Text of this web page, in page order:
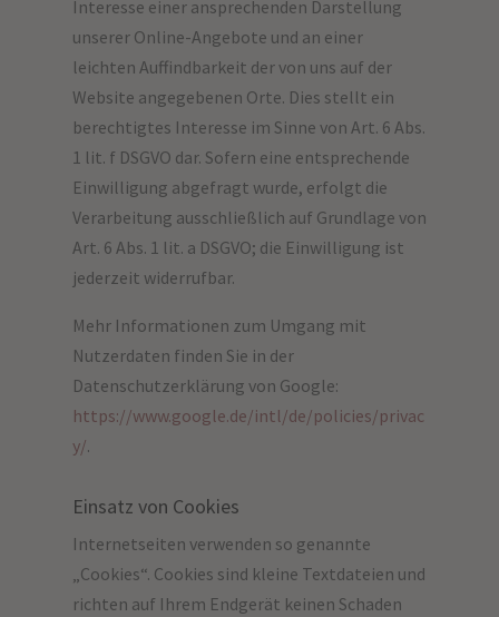
Interesse einer ansprechenden Darstellung
unserer Online-Angebote und an einer
leichten Auffindbarkeit der von uns auf der
Website angegebenen Orte. Dies stellt ein
berechtigtes Interesse im Sinne von Art. 6 Abs.
1 lit. f DSGVO dar. Sofern eine entsprechende
Einwilligung abgefragt wurde, erfolgt die
Verarbeitung ausschließlich auf Grundlage von
Art. 6 Abs. 1 lit. a DSGVO; die Einwilligung ist
jederzeit widerrufbar.
Mehr Informationen zum Umgang mit
Nutzerdaten finden Sie in der
Datenschutzerklärung von Google:
https://www.google.de/intl/de/policies/privac
y/.
Einsatz von Cookies
Internetseiten verwenden so genannte
„Cookies“. Cookies sind kleine Textdateien und
richten auf Ihrem Endgerät keinen Schaden